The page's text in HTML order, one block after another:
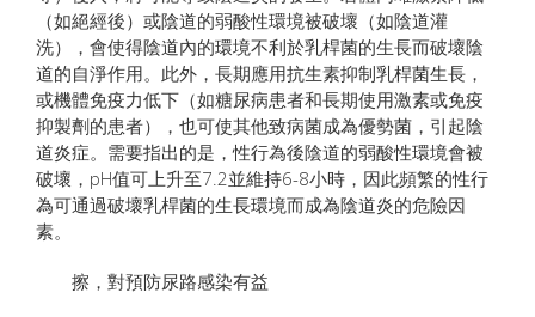
（如絕經後）或陰道的弱酸性環境被破壞（如陰道灌
洗），會使得陰道內的環境不利於乳桿菌的生長而破壞陰
道的自淨作用。此外，長期應用抗生素抑制乳桿菌生長，
或機體免疫力低下（如糖尿病患者和長期使用激素或免疫
抑製劑的患者），也可使其他致病菌成為優勢菌，引起陰
道炎症。需要指出的是，性行為後陰道的弱酸性環境會被
破壞，pH值可上升至7.2並維持6-8小時，因此頻繁的性行
為可通過破壞乳桿菌的生長環境而成為陰道炎的危險因
素。
擦，對預防尿路感染有益